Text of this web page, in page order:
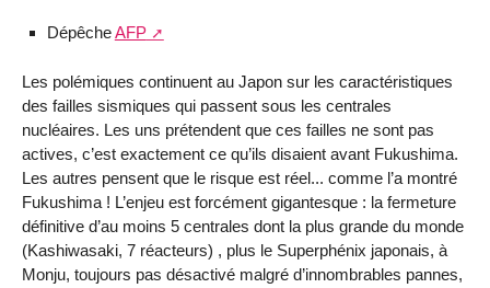
DépêcheAFP
Les polémiques continuent au Japon sur les caractéristiques
des failles sismiques qui passent sous les centrales
nucléaires. Les uns prétendent que ces failles ne sont pas
actives, c’est exactement ce qu’ils disaient avant Fukushima.
Les autres pensent que le risque est réel... comme l’a montré
Fukushima ! L’enjeu est forcément gigantesque : la fermeture
définitive d’au moins 5 centrales dont la plus grande du monde
(Kashiwasaki, 7 réacteurs) , plus le Superphénix japonais, à
Monju, toujours pas désactivé malgré d’innombrables pannes,